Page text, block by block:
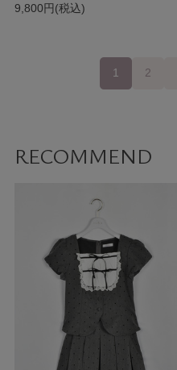
9,800円(税込)
1 2
RECOMMEND